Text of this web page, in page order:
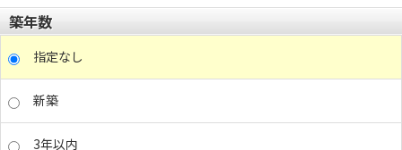
築年数
指定なし
新築
3年以内